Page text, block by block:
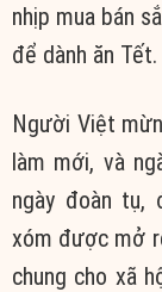
nhịp mua bán
để dành ăn Tết.
Người Việt
làm mới, và
ngày đoàn tụ,
xóm được mở
chung cho xã